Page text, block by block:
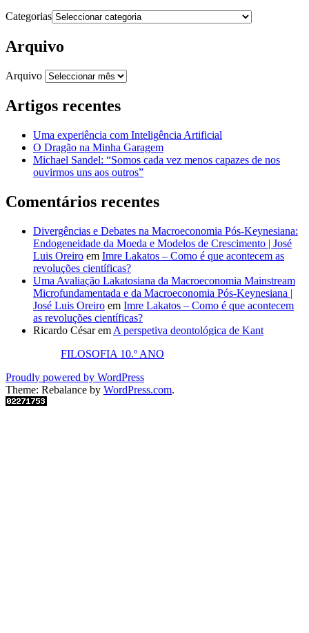
Categorias
Arquivo
Arquivo
Artigos recentes
Uma experiência com Inteligência Artificial
O Dragão na Minha Garagem
Michael Sandel: “Somos cada vez menos capazes de nos
ouvirmos uns aos outros”
Comentários recentes
Divergências e Debates na Macroeconomia Pós-Keynesiana:
Endogeneidade da Moeda e Modelos de Crescimento | José
Luis Oreiro em Imre Lakatos – Como é que acontecem as
revoluções científicas?
Uma Avaliação Lakatosiana da Macroeconomia Mainstream
Microfundamentada e da Macroeconomia Pós-Keynesiana |
José Luis Oreiro em Imre Lakatos – Como é que acontecem
as revoluções científicas?
Ricardo Césarem A perspetiva deontológica de Kant
FILOSOFIA 10.º ANO
Proudly powered by WordPress
Theme: Rebalance by WordPress.com.